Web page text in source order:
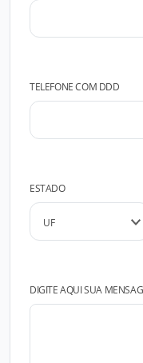
TELEFONE COM DDD
ESTADO
DIGITE AQUI SUA